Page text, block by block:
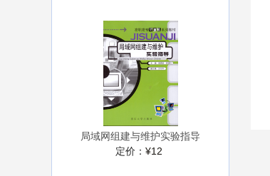
局域网组建与维护实验指导
定价： ¥12